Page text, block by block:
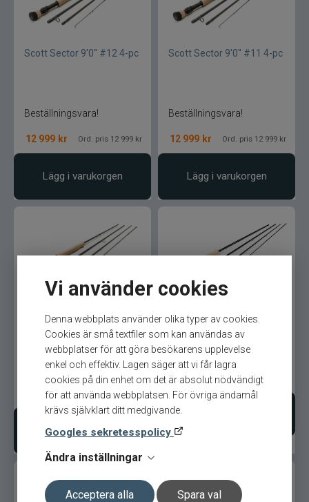
Vi använder cookies
Denna webbplats använder olika typer av cookies.
Cookies är små textfiler som kan användas av
webbplatser för att göra besökarens upplevelse
enkel och effektiv. Lagen säger att vi får lagra
cookies på din enhet om det är absolut nödvändigt
för att använda webbplatsen. För övriga ändamål
krävs självklart ditt medgivande.
Googles sekretesspolicy
Ändra inställningar
Acceptera alla Spara val
Kamasan
Kinetic
Loon
Lunker City
McLean
Mepps
Mitchell
Molix
Mora
Scott Sector 9'0'' #12 4-pc
Beställningsvara!
12 999 kr Ord. pris 12 999 kr
Lägg i varukorgen
Scott Sector 9'0'' #11 4-pc
Beställningsvara!
12 999 kr Ord. pris 12 999 kr
Lägg i varukorgen
Beställningsvara!
12 999 kr Ord. pris 12 999 kr
Lägg i varukorgen
8 499 kr Ord. pris 8 499 kr